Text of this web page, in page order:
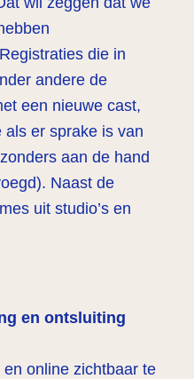
die in
andere de
een nieuwe cast,
er sprake is van
aan de hand
Naast de
uit studio’s en
en ontsluiting
online zichtbaar te